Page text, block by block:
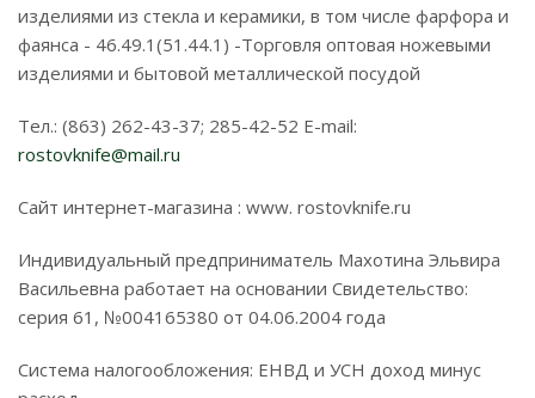
изделиями из стекла и керамики, в том числе фарфора и
фаянса - 46.49.1(51.44.1) -Торговля оптовая ножевыми
изделиями и бытовой металлической посудой
Тел.: (863) 262-43-37; 285-42-52 E-mail:
rostovknife@mail.ru
Сайт интернет-магазина : www. rostovknife.ru
Индивидуальный предприниматель Махотина Эльвира
Васильевна работает на основании Свидетельство:
серия 61, №004165380 от 04.06.2004 года
Система налогообложения: ЕНВД и УСН доход минус